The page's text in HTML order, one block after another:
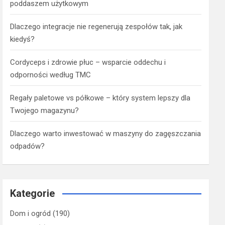
poddaszem użytkowym
Dlaczego integracje nie regenerują zespołów tak, jak
kiedyś?
Cordyceps i zdrowie płuc – wsparcie oddechu i
odporności według TMC
Regały paletowe vs półkowe – który system lepszy dla
Twojego magazynu?
Dlaczego warto inwestować w maszyny do zagęszczania
odpadów?
Kategorie
Dom i ogród (190)